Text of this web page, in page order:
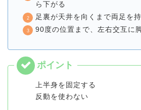
ら下がる
足裏が天井を向くまで両足を
90度の位置まで、左右交互に
上半身を固定する
反動を使わない